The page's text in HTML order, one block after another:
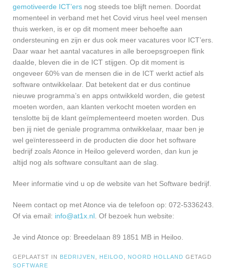
gemotiveerde ICT’ers nog steeds toe blijft nemen. Doordat
momenteel in verband met het Covid virus heel veel mensen
thuis werken, is er op dit moment meer behoefte aan
ondersteuning en zijn er dus ook meer vacatures voor ICT’ers.
Daar waar het aantal vacatures in alle beroepsgroepen flink
daalde, bleven die in de ICT stijgen. Op dit moment is
ongeveer 60% van de mensen die in de ICT werkt actief als
software ontwikkelaar. Dat betekent dat er dus continue
nieuwe programma’s en apps ontwikkeld worden, die getest
moeten worden, aan klanten verkocht moeten worden en
tenslotte bij de klant geïmplementeerd moeten worden. Dus
ben jij niet de geniale programma ontwikkelaar, maar ben je
wel geïnteresseerd in de producten die door het software
bedrijf zoals Atonce in Heiloo geleverd worden, dan kun je
altijd nog als software consultant aan de slag.
Meer informatie vind u op de website van het Software bedrijf.
Neem contact op met Atonce via de telefoon op: 072-5336243.
Of via email: info@at1x.nl . Of bezoek hun website:
Je vind Atonce op: Breedelaan 89 1851 MB in Heiloo.
GEPLAATST IN BEDRIJVEN HEILOO NOORD HOLLAND GETAGD
SOFTWARE